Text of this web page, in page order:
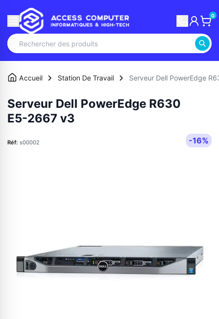
0
Accueil Station De Travail Serveur Dell PowerEdge
Serveur Dell PowerEdge R630
E5-2667 v3
Réf: s00002 -16%